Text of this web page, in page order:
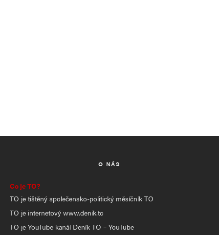
O NÁS
Co je TO?
TO je tištěný společensko-politický měsíčník TO
TO je internetový www.denik.to
TO je YouTube kanál Deník TO – YouTube